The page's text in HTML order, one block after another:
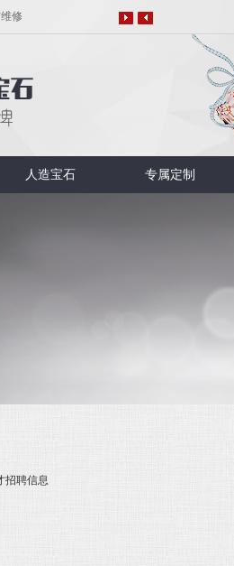
修
维修
人造宝石 专属定制
才招聘信息